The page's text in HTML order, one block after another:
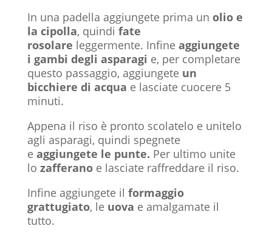
In una padella aggiungete prima un olio e
la cipolla, quindi fate
rosolare leggermente. Infine aggiungete
i gambi degli asparagi e, per completare
questo passaggio, aggiungete un
bicchiere di acqua e lasciate cuocere 5
minuti.
Appena il riso è pronto scolatelo e unitelo
agli asparagi, quindi spegnete
e aggiungete le punte. Per ultimo unite
lo zafferanoe lasciate raffreddare il riso.
Infine aggiungete il formaggio
grattugiato, le uova e amalgamate il
tutto.